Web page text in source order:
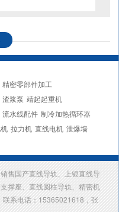
精密零部件加工
渣浆泵 靖起起重机
流水线配件 制冷加热循环器
拉力机 直线电机 泄爆墙
售国产直线导轨、上银直线导
撑座、直线圆柱导轨、精密机
联系电话：15365021618，张